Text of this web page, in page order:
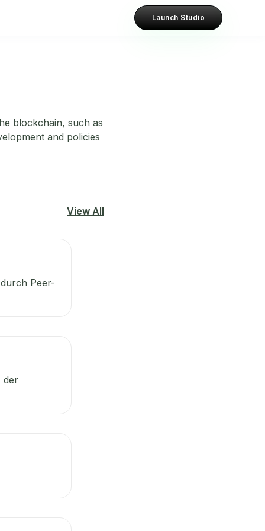
Launch Studio
blockchain, such as
and policies
View All
Peer-
der